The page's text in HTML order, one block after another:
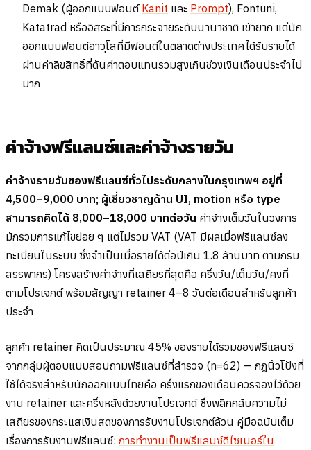
Demak (ผู้ออกแบบฟอนต์Kanit และ Prompt), Fontuni,
Katatrad หรืออิสระที่มีการกระจายระดับนานาชาติ เข้ายาก แต่นัก
ออกแบบฟอนต์อาวุโสที่มีฟอนต์ในตลาดต่างประเทศได้รับรายได้
ผ่านค่าลิขสิทธิ์ที่ดันค่าตอบแทนรวมสูงเกินช่วงเงินเดือนประจำไป
มาก
ค่าจ้างฟรีแลนซ์และค่าจ้างรายวัน
ค่าจ้างรายวันของฟรีแลนซ์ทั่วไประดับกลางในกรุงเทพฯ อยู่ที่
4,500–9,000 บาท; ผู้เชี่ยวชาญด้าน UI, motion หรือ type
สามารถคิดได้ 8,000–18,000 บาทต่อวัน ค่าจ้างเต็มวันในวงการ
มักรวมการแก้ไขย่อย ๆ แต่ไม่รวม VAT (VAT มีผลเมื่อฟรีแลนซ์ลง
ทะเบียนในระบบ ซึ่งจำเป็นเมื่อรายได้ต่อปีเกิน 1.8 ล้านบาท ตามกรม
สรรพากร) โครงสร้างค่าจ้างที่เสถียรที่สุดคือ ครึ่งวัน/เต็มวัน/คงที่
ตามโปรเจกต์ พร้อมสัญญา retainer 4–8 วันต่อเดือนสำหรับลูกค้า
ประจำ
ลูกค้า retainer คิดเป็นประมาณ 45% ของรายได้รวมของฟรีแลนซ์
จากกลุ่มผู้ตอบแบบสอบถามฟรีแลนซ์ที่สำรวจ (n=62) — กฎนิ้วโป้งที่
ใช้ได้จริงสำหรับนักออกแบบไทยคือ ครึ่งแรกของเดือนควรจองไว้ด้วย
งาน retainer และครึ่งหลังด้วยงานโปรเจกต์ ซึ่งพลิกกลับความไม่
เสถียรของกระแสเงินสดของการรับงานโปรเจกต์ล้วน คู่มือฉบับเต็ม
เรื่องการรับงานฟรีแลนซ์: การทำงานเป็นฟรีแลนซ์ดีไซเนอร์ใน